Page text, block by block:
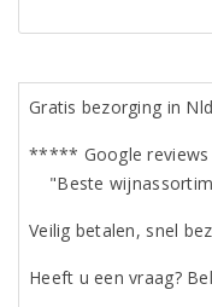
Gratis bezorging in
***** Google reviews
"Beste
Veilig betalen, snel
Heeft u een vraag?